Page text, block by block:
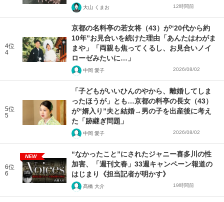
大山 くまお 12時間前
4位
4
京都の名料亭の若女将（43）が“20代から約
10年”お見合いを続けた理由「あんたはわがま
まや」「両親も焦ってくるし、お見合いノイ
ローゼみたいに…」
中岡 愛子 2026/08/02
5位
5
「子どもがいいひんのやから、離婚してしま
ったほうが」とも…京都の料亭の長女（43）
が“婿入り”夫と結婚→男の子を出産後に考え
た「跡継ぎ問題」
中岡 愛子 2026/08/02
6位
6
NEW
“なかったこと”にされたジャニー喜多川の性
加害、「週刊文春」33週キャンペーン報道の
はじまり《担当記者が明かす》
髙橋 大介 19時間前